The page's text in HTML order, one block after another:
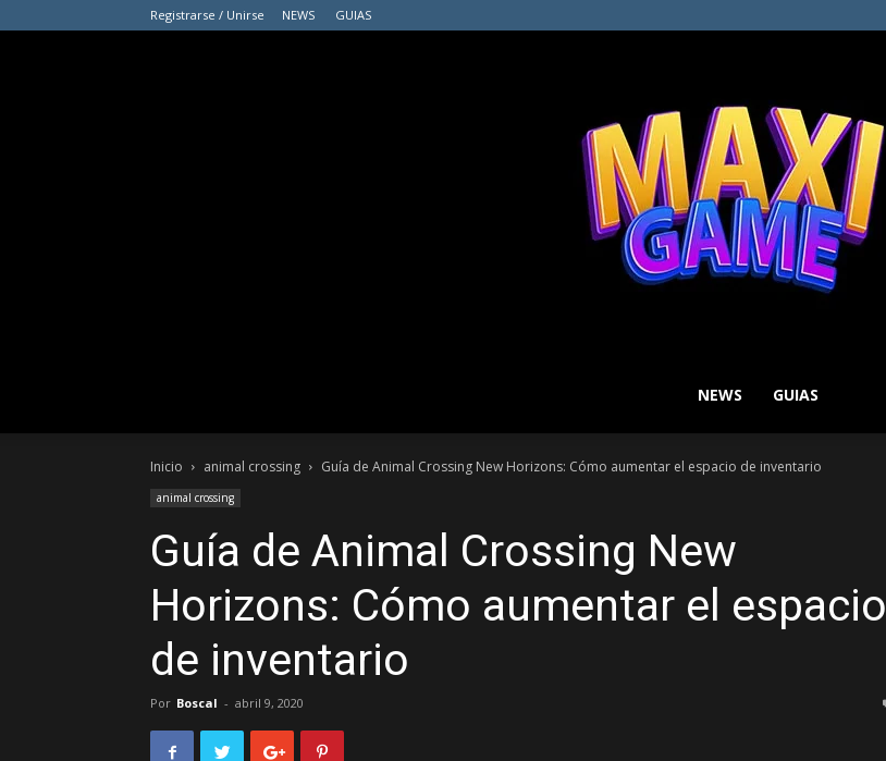
Registrarse / Unirse NEWS GUIAS
NEWS GUIAS
Inicio animal crossing Guía de Animal Crossing New Horizons: Cómo aumentar el espacio de inventario
animal crossing
Guía de Animal Crossing New
Horizons: Cómo aumentar el espacio
de inventario
Por Boscal - abril 9, 2020